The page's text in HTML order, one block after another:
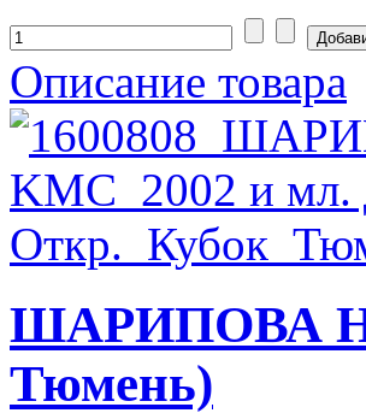
Описание товара
ШАРИПОВА
Тюмень)